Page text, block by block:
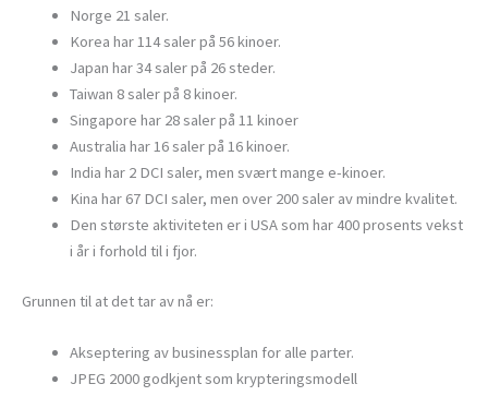
Norge 21 saler.
Korea har 114 saler på 56 kinoer.
Japan har 34 saler på 26 steder.
Taiwan 8 saler på 8 kinoer.
Singapore har 28 saler på 11 kinoer
Australia har 16 saler på 16 kinoer.
India har 2 DCI saler, men svært mange e-kinoer.
Kina har 67 DCI saler, men over 200 saler av mindre kvalitet.
Den største aktiviteten er i USA som har 400 prosents vekst
i år i forhold til i fjor.
Grunnen til at det tar av nå er:
Akseptering av businessplan for alle parter.
JPEG 2000 godkjent som krypteringsmodell